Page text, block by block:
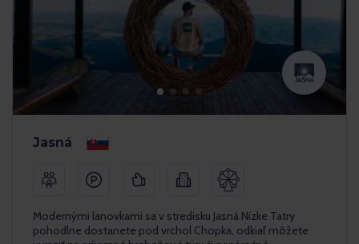
Jasná
Modernými lanovkami sa v stredisku Jasná Nízke Tatry
pohodlne dostanete pod vrchol Chopka, odkiaľ môžete